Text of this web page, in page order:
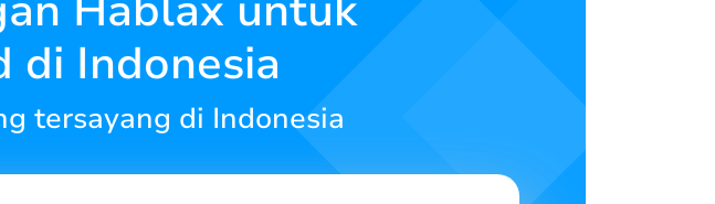
di Indonesia
tersayang di Indonesia